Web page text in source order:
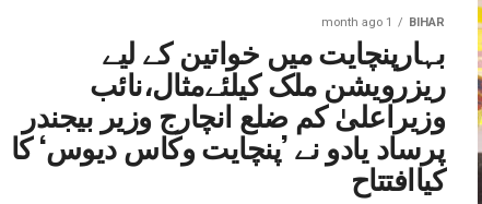
BIHAR
1 month ago
بہارپنچایت میں خواتین کے لیے
ریزرویشن ملک کیلئےمثال،نائب
وزیراعلیٰ کم ضلع انچارج وزیر بیجندر
پرساد یادو نے ’پنچایت وکاس دیوس‘ کا
کیاافتتاح